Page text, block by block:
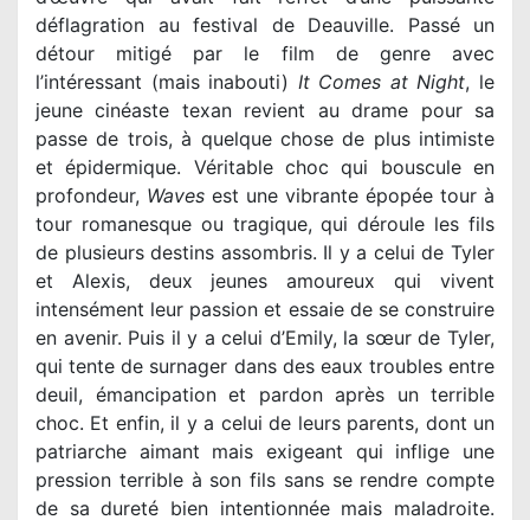
déflagration au festival de Deauville. Passé un
détour mitigé par le film de genre avec
l’intéressant (mais inabouti) It Comes atNight, le
jeune cinéaste texan revient au drame pour sa
passe de trois, à quelque chose de plus intimiste
et épidermique. Véritable choc qui bouscule en
profondeur, Waves est une vibrante épopée tour à
tour romanesque ou tragique, qui déroule les fils
de plusieurs destins assombris. Il y a celui de Tyler
et Alexis, deux jeunes amoureux qui vivent
intensément leur passion et essaie de se construire
en avenir. Puis il y a celui d’Emily, la sœur de Tyler,
qui tente de surnager dans des eaux troubles entre
deuil, émancipation et pardon après un terrible
choc. Et enfin, il y a celui de leurs parents, dont un
patriarche aimant mais exigeant qui inflige une
pression terrible à son fils sans se rendre compte
de sa dureté bien intentionnée mais maladroite.